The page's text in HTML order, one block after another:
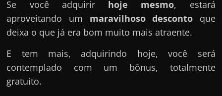
Se você adquirir hoje mesmo, estará
aproveitando um maravilhoso desconto que
deixa o que já era bom muito mais atraente.
E tem mais, adquirindo hoje, você será
contemplado com um bônus, totalmente
gratuito.